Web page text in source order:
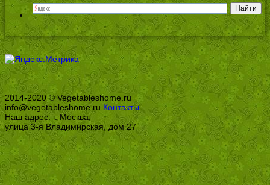
2014-2020 © Vegetableshome.ru
info@vegetableshome.ru Контакты
Наш адрес: г. Москва,
улица 3-я Владимирская, дом 27